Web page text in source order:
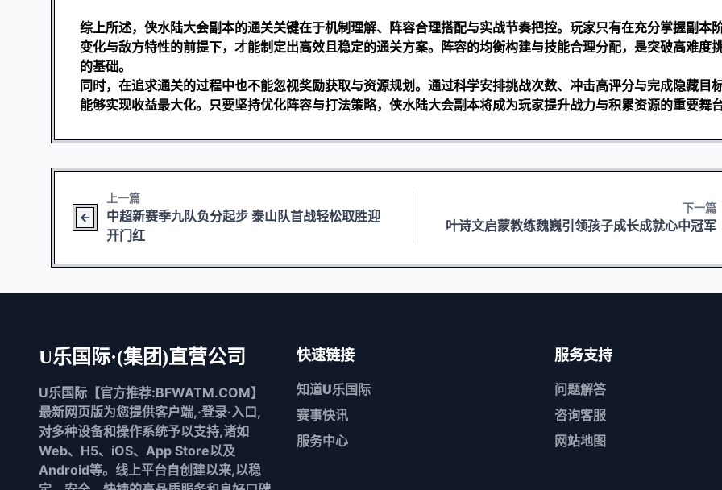
综上所述，侠水陆大会副本的通关关键在于机制理解、阵容合理搭配与实战节奏把控。玩家只有在充分掌握副本
变化与敌方特性的前提下，才能制定出高效且稳定的通关方案。阵容的均衡构建与技能合理分配，是突破高难度
的基础。
同时，在追求通关的过程中也不能忽视奖励获取与资源规划。通过科学安排挑战次数、冲击高评分与完成隐藏目
能够实现收益最大化。只要坚持优化阵容与打法策略，侠水陆大会副本将成为玩家提升战力与积累资源的重要舞
上一篇
中超新赛季九队负分起步 泰山队首战轻松取胜迎
开门红
下一篇
叶诗文启蒙教练魏巍引领孩子成长成就心中冠军
U乐国际·(集团)直营公司
U乐国际【官方推荐:BFWATM.COM】
最新网页版为您提供客户端,·登录·入口,
对多种设备和操作系统予以支持,诸如
Web、H5、iOS、App Store以及
Android等。线上平台自创建以来,以稳
快速链接
知道U乐国际
赛事快讯
服务中心
服务支持
问题解答
咨询客服
网站地图